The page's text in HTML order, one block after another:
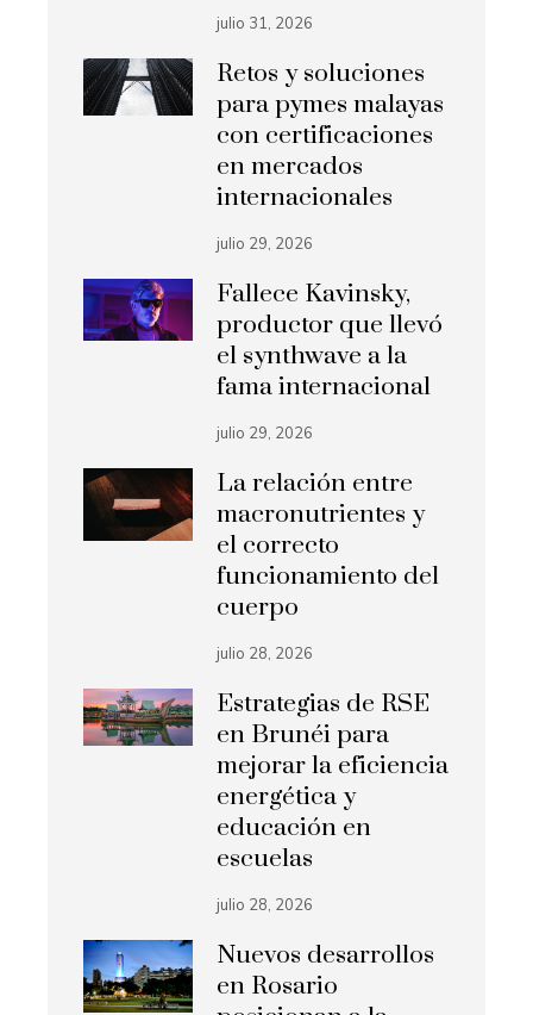
julio 31, 2026
Retos y soluciones
para pymes malayas
con certificaciones
en mercados
internacionales
julio 29, 2026
Fallece Kavinsky,
productor que llevó
el synthwave a la
fama internacional
julio 29, 2026
La relación entre
macronutrientes y
el correcto
funcionamiento del
cuerpo
julio 28, 2026
Estrategias de RSE
en Brunéi para
mejorar la eficiencia
energética y
educación en
escuelas
julio 28, 2026
Nuevos desarrollos
en Rosario